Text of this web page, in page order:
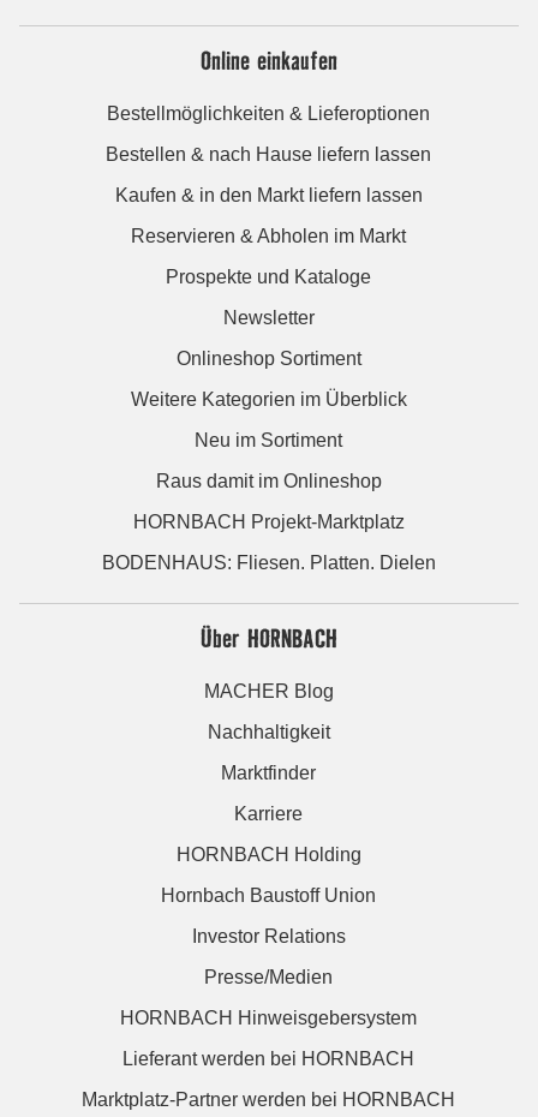
Online einkaufen
Bestellmöglichkeiten & Lieferoptionen
Bestellen & nach Hause liefern lassen
Kaufen & in den Markt liefern lassen
Reservieren & Abholen im Markt
Prospekte und Kataloge
Newsletter
Onlineshop Sortiment
Weitere Kategorien im Überblick
Neu im Sortiment
Raus damit im Onlineshop
HORNBACH Projekt-Marktplatz
BODENHAUS: Fliesen. Platten. Dielen
Über HORNBACH
MACHER Blog
Nachhaltigkeit
Marktfinder
Karriere
HORNBACH Holding
Hornbach Baustoff Union
Investor Relations
Presse/Medien
HORNBACH Hinweisgebersystem
Lieferant werden bei HORNBACH
Marktplatz-Partner werden bei HORNBACH